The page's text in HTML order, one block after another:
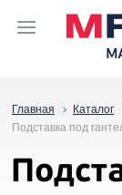
Главная Каталог
Подставка под